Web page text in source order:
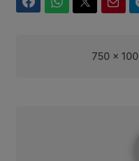
750 x 100